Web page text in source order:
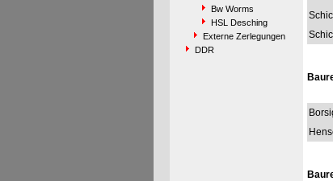
Bw Worms
HSL Desching
Externe Zerlegungen
DDR